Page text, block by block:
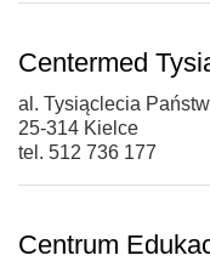
Centermed
al. Tysiąclecia
25-314 Kielce
tel. 512 736 177
Centrum